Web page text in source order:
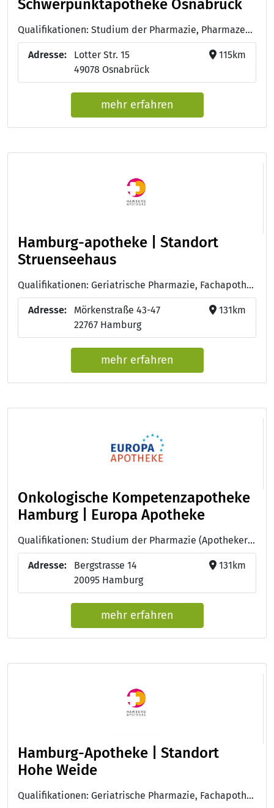
Schwerpunktapotheke Osnabrück
Qualifikationen: Studium der Pharmazie, Pharmazeutisch-technische/r Assistent/in - PTA
Adresse:
Lotter Str. 15
49078 Osnabrück
115km
mehr erfahren
Hamburg-apotheke | Standort
Struenseehaus
Qualifikationen: Geriatrische Pharmazie, Fachapothekerin für Klinische Pharmazie
Adresse:
Mörkenstraße 43-47
22767 Hamburg
131km
mehr erfahren
Onkologische Kompetenzapotheke
Hamburg | Europa Apotheke
Qualifikationen: Studium der Pharmazie (Apotheker:in), Pharmazeutisch-technische:r Assistent:in - PTA, Medikationsanalyse, Medikationsmanagement als Prozess, PTA Onkologie (DGOP)
Adresse:
Bergstrasse 14
20095 Hamburg
131km
mehr erfahren
Hamburg-Apotheke | Standort
Hohe Weide
Qualifikationen: Geriatrische Pharmazie, Fachapothekerin für Klinische Pharmazie